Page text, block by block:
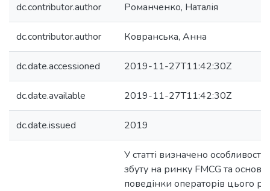
dc.contributor.author Романченко, Наталія
dc.contributor.author Ковранська, Анна
dc.date.accessioned 2019-11-27T11:42:30Z
dc.date.available 2019-11-27T11:42:30Z
dc.date.issued 2019
У статті визначено
збуту на ринку FMCG та
поведінки операторів цього